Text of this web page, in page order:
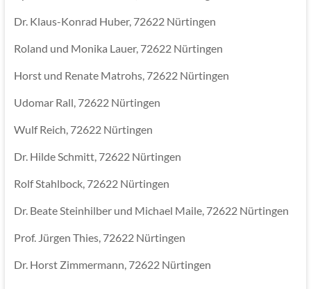
Dr. Klaus-Konrad Huber, 72622 Nürtingen
Roland und Monika Lauer, 72622 Nürtingen
Horst und Renate Matrohs, 72622 Nürtingen
Udomar Rall, 72622 Nürtingen
Wulf Reich, 72622 Nürtingen
Dr. Hilde Schmitt, 72622 Nürtingen
Rolf Stahlbock, 72622 Nürtingen
Dr. Beate Steinhilber und Michael Maile, 72622 Nürtingen
Prof. Jürgen Thies, 72622 Nürtingen
Dr. Horst Zimmermann, 72622 Nürtingen